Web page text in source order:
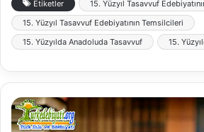
Etiketler
15. Yüzyıl Tasavvuf
15. Yüzyıl Tasavvuf Edebiyatının Temsilcileri
15. Yüzyılda Anadoluda Tasavvuf
15.
D
e